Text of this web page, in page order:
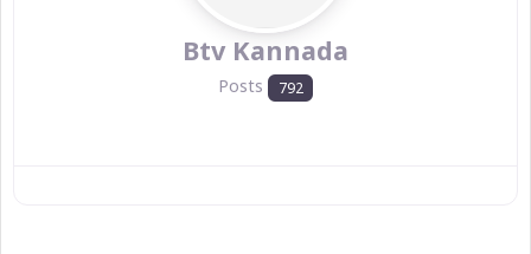
Btv Kannada
Posts 792